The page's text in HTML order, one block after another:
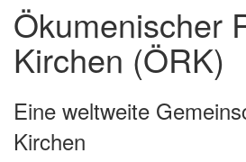
Ökumenischer
Kirchen (ÖRK)
Eine weltweite
Kirchen